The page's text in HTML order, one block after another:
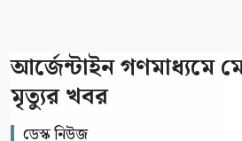
আর্জেন্টাইন গণমাধ্যমে
মৃত্যুর খবর
ডেস্ক নিউজ